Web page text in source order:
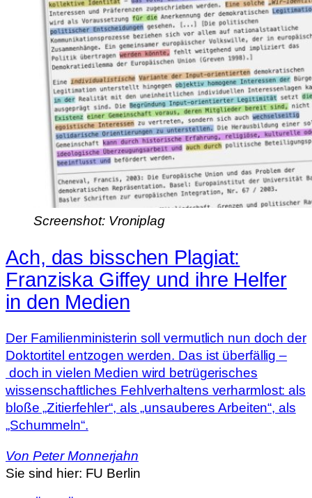
Screenshot: Vroniplag
Ach, das bisschen Plagiat:
Franziska Giffey und ihre Helfer
in den Medien
Der Familienministerin soll vermutlich nun doch der
Doktortitel entzogen werden. Das ist überfällig –
doch in vielen Medien wird betrügerisches
wissenschaftliches Fehlverhaltens verharmlost: als
bloße „Zitierfehler“, als „unsauberes Arbeiten“, als
„Schummeln“.
Von Peter Monnerjahn
Sie sind hier: FU Berlin